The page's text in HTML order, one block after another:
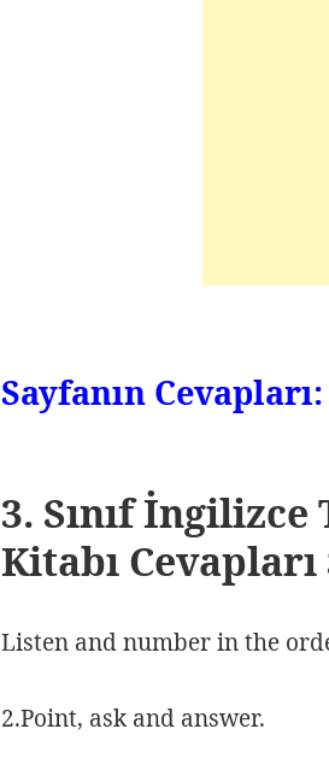
Sayfanın Cevapları:
3. Sınıf İngilizce
Kitabı Cevapları
Listen and number in the
2.Point, ask and answer.